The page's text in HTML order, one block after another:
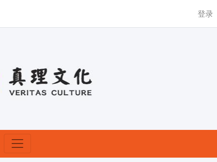
登录